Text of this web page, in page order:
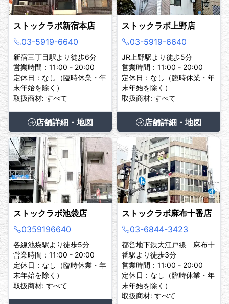
ストックラボ新宿本店
03-5919-6640
新宿三丁目駅より徒歩6分
営業時間：11:00 - 20:00
定休日：なし（臨時休業・年
末年始を除く）
取扱商材: すべて
店舗詳細・地図
ストックラボ上野店
03-5919-6640
JR上野駅より徒歩5分
営業時間：11:00 - 20:00
定休日：なし（臨時休業・年
末年始を除く）
取扱商材: すべて
店舗詳細・地図
ストックラボ池袋店
0359196640
各線池袋駅より徒歩5分
営業時間：11:00 - 20:00
定休日：なし（臨時休業・年
末年始を除く）
取扱商材: すべて
ストックラボ麻布十番店
03-6844-3423
都営地下鉄大江戸線 麻布十
番駅より徒歩3分
営業時間：11:00 - 20:00
定休日：なし（臨時休業・年
末年始を除く）
取扱商材: すべて